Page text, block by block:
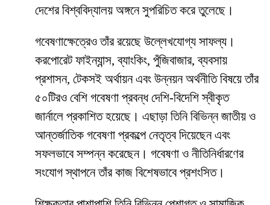
দেশের বিশ্ববিদ্যালয় অঙ্গনে সুপরিচিত করে তুলেছে।
গবেষণাক্ষেত্রেও তাঁর রয়েছে উল্লেখযোগ্য সাফল্য।
করপোরেট ফাইন্যান্স, ব্যাংকিং, পুঁজিবাজার, ব্যবসায়
প্রশাসন, টেকসই অর্থায়ন এবং উন্নয়ন অর্থনীতি বিষয়ে তাঁর
৫০টিরও বেশি গবেষণা প্রবন্ধ দেশি-বিদেশি স্বীকৃত
জার্নালে প্রকাশিত হয়েছে। এছাড়া তিনি বিভিন্ন জাতীয় ও
আন্তর্জাতিক গবেষণা প্রকল্পে নেতৃত্ব দিয়েছেন এবং
সফলভাবে সম্পন্ন করেছেন। গবেষণা ও নীতিনির্ধারণের
সংযোগ স্থাপনে তাঁর কাজ বিশেষভাবে প্রশংসিত।